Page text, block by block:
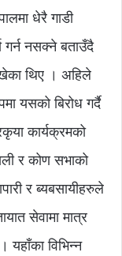
धेरै गाडी
गर्न नसक्ने बताउँदै
थिए । अहिले
यसको बिरोध गर्दै
कार्यक्रमको
र कोण सभाको
र ब्यबसायीहरुले
सेवामा मात्र
यहाँका विभिन्न